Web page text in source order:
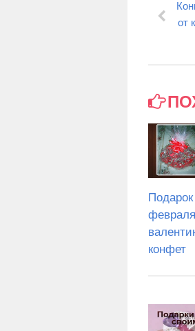
от
конфет